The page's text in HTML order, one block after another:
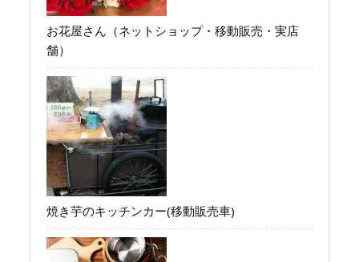
お花屋さん（ネットショップ・移動販売・実店
舗）
焼き芋のキッチンカー(移動販売車)